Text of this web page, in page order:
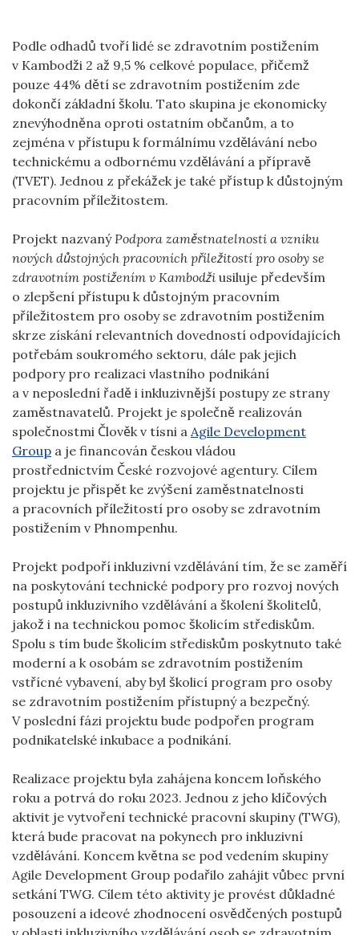
Podle odhadů tvoří lidé se zdravotním postižením
v Kambodži 2 až 9,5 % celkové populace, přičemž
pouze 44% dětí se zdravotním postižením zde
dokončí základní školu. Tato skupina je ekonomicky
znevýhodněna oproti ostatním občanům, a to
zejména v přístupu k formálnímu vzdělávání nebo
technickému a odbornému vzdělávání a přípravě
(TVET). Jednou z překážek je také přístup k důstojným
pracovním příležitostem.
Projekt nazvaný Podpora zaměstnatelnosti a vzniku
nových důstojných pracovních příležitostí pro osoby se
zdravotním postižením v Kambodži usiluje především
o zlepšení přístupu k důstojným pracovním
příležitostem pro osoby se zdravotním postižením
skrze získání relevantních dovedností odpovídajících
potřebám soukromého sektoru, dále pak jejich
podpory pro realizaci vlastního podnikání
a v neposlední řadě i inkluzivnější postupy ze strany
zaměstnavatelů. Projekt je společně realizován
společnostmi Člověk v tísni a Agile Development
Group a je financován českou vládou
prostřednictvím České rozvojové agentury. Cílem
projektu je přispět ke zvýšení zaměstnatelnosti
a pracovních příležitostí pro osoby se zdravotním
postižením v Phnompenhu.
Projekt podpoří inkluzivní vzdělávání tím, že se zaměří
na poskytování technické podpory pro rozvoj nových
postupů inkluzivního vzdělávání a školení školitelů,
jakož i na technickou pomoc školicím střediskům.
Spolu s tím bude školicím střediskům poskytnuto také
moderní a k osobám se zdravotním postižením
vstřícné vybavení, aby byl školicí program pro osoby
se zdravotním postižením přístupný a bezpečný.
V poslední fázi projektu bude podpořen program
podnikatelské inkubace a podnikání.
Realizace projektu byla zahájena koncem loňského
roku a potrvá do roku 2023. Jednou z jeho klíčových
aktivit je vytvoření technické pracovní skupiny (TWG),
která bude pracovat na pokynech pro inkluzivní
vzdělávání. Koncem května se pod vedením skupiny
Agile Development Group podařilo zahájit vůbec první
setkání TWG. Cílem této aktivity je provést důkladné
posouzení a ideové zhodnocení osvědčených postupů